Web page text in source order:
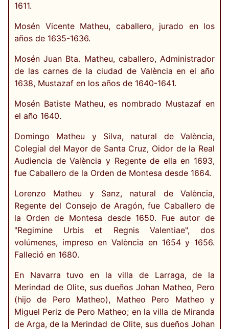
1611.
Mosén Vicente Matheu, caballero, jurado en los
años de 1635-1636.
Mosén Juan Bta. Matheu, caballero, Administrador
de las carnes de la ciudad de València en el año
1638, Mustazaf en los años de 1640-1641.
Mosén Batiste Matheu, es nombrado Mustazaf en
el año 1640.
Domingo Matheu y Silva, natural de València,
Colegial del Mayor de Santa Cruz, Oidor de la Real
Audiencia de València y Regente de ella en 1693,
fue Caballero de la Orden de Montesa desde 1664.
Lorenzo Matheu y Sanz, natural de València,
Regente del Consejo de Aragón, fue Caballero de
la Orden de Montesa desde 1650. Fue autor de
"Regimine Urbis et Regnis Valentiae", dos
volúmenes, impreso en València en 1654 y 1656.
Falleció en 1680.
En Navarra tuvo en la villa de Larraga, de la
Merindad de Olite, sus dueños Johan Matheo, Pero
(hijo de Pero Matheo), Matheo Pero Matheo y
Miguel Periz de Pero Matheo; en la villa de Miranda
de Arga, de la Merindad de Olite, sus dueños Johan